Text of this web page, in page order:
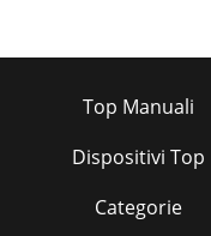
Top Manuali
Dispositivi Top
Categorie